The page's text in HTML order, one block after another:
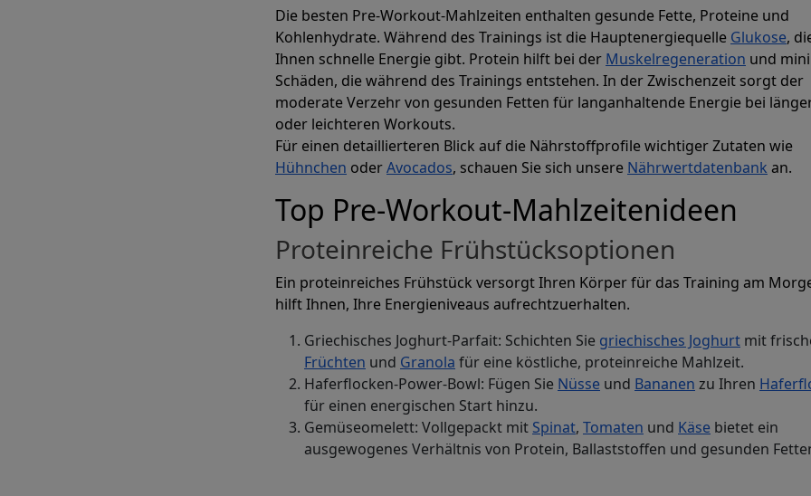
Die besten Pre-Workout-Mahlzeiten enthalten gesunde Fette, Proteine und
Kohlenhydrate. Während des Trainings ist die Hauptenergiequelle Glukose,
Ihnen schnelle Energie gibt. Protein hilft bei der Muskelregeneration und
Schäden, die während des Trainings entstehen. In der Zwischenzeit sorgt der
moderate Verzehr von gesunden Fetten für langanhaltende Energie bei
oder leichteren Workouts.
Für einen detaillierteren Blick auf die Nährstoffprofile wichtiger Zutaten wie
Hühnchen oderAvocados, schauen Sie sich unsere Nährwertdatenbank an.
Top Pre-Workout-Mahlzeitenideen
Proteinreiche Frühstücksoptionen
Ein proteinreiches Frühstück versorgt Ihren Körper für das Training am
hilft Ihnen, Ihre Energieniveaus aufrechtzuerhalten.
Griechisches Joghurt-Parfait: Schichten Sie griechisches Joghurt mit
Früchten und Granola für eine köstliche, proteinreiche Mahlzeit.
Haferflocken-Power-Bowl: Fügen Sie Nüsse und Bananen zu Ihren
für einen energischen Start hinzu.
Gemüseomelett: Vollgepackt mit Spinat, Tomaten und Käse bietet ein
ausgewogenes Verhältnis von Protein, Ballaststoffen und gesunden
Individuelle
Erstellen Sie sofort Speisepläne, die Ihre Makro- und
erreichen.
Prospre: Essensplaner
Individuelle Diät & Makro-Tracker
4.8 • FREI